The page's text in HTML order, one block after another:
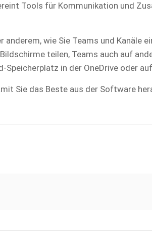
Tools für Kommunikation und
wie Sie Teams und Kanäle
teilen, Teams auch auf
Speicherplatz in der OneDrive oder
Sie das Beste aus der Software